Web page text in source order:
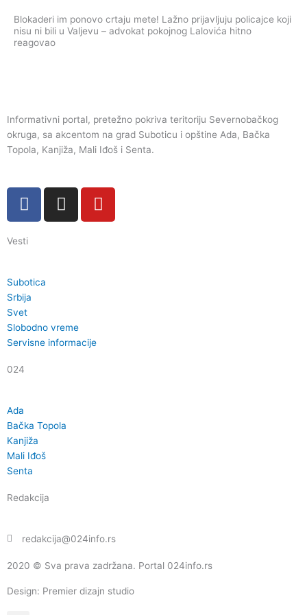
Blokaderi im ponovo crtaju mete! Lažno prijavljuju policajce koji
nisu ni bili u Valjevu – advokat pokojnog Lalovića hitno
reagovao
Informativni portal, pretežno pokriva teritoriju Severnobačkog
okruga, sa akcentom na grad Suboticu i opštine Ada, Bačka
Topola, Kanjiža, Mali Iđoš i Senta.
F
a
e
o
o
k
I
n
m
Y
o
Vesti
Subotica
Srbija
Svet
Slobodno vreme
Servisne informacije
024
Ada
Bačka Topola
Kanjiža
Mali Iđoš
Senta
Redakcija
redakcija@024info.rs
2020 © Sva prava zadržana. Portal 024info.rs
Design: Premier dizajn studio